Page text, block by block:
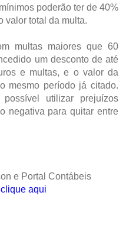
poderão ter de 40%
valor total da multa.
multas maiores que 60
um desconto de até
e multas, e o valor da
mesmo período já citado.
utilizar prejuízos
negativa para quitar entre
e Portal Contábeis
clique aqui